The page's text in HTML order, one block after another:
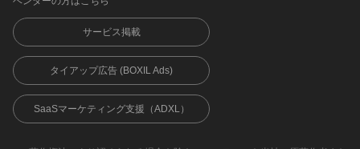
サービス掲載
タイアップ広告 (BOXIL Ads)
SaaSマーケティング支援（ADXL）